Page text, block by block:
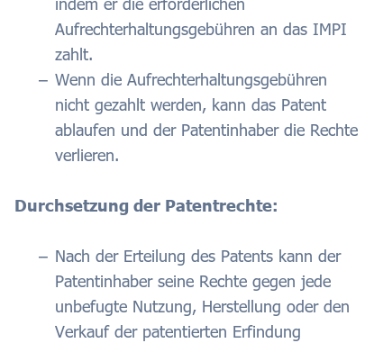
Aufrechterhaltungsgebühren an das IMPI
zahlt.
Wenn die Aufrechterhaltungsgebühren
nicht gezahlt werden, kann das Patent
ablaufen und der Patentinhaber die Rechte
verlieren.
Durchsetzung der Patentrechte:
Nach der Erteilung des Patents kann der
Patentinhaber seine Rechte gegen jede
unbefugte Nutzung, Herstellung oder den
Verkauf der patentierten Erfindung